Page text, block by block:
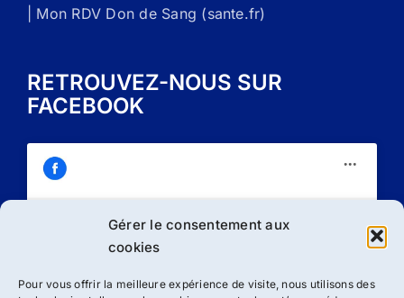
Gérer le consentement aux
cookies
Pour vous offrir la meilleure expérience de visite, nous utilisons des
| Mon RDV Don de Sang (sante.fr)
RETROUVEZ-NOUS SUR
FACEBOOK
Cliquez sur « J’accepte » pour activer